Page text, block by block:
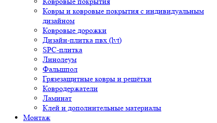
Ковры и ковровые покрытия с индивидуальным
дизайном
Ковровые дорожки
Дизайн-плитка пвх (lvt)
SPC-плитка
Линолеум
Фальшпол
Грязезащитные ковры и решётки
Ковродержатели
Ламинат
Клей и дополнительные материалы
Монтаж